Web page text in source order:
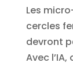
Les
cercles
devront
Avec